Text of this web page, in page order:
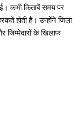
कभी किताबें समय पर
होती हैं। उन्होंने जिला
जिम्मेदारों के खिलाफ